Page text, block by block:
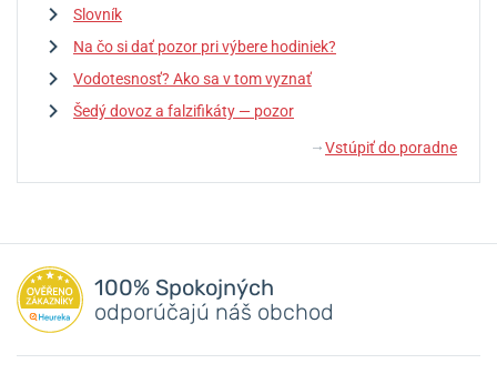
Slovník
Na čo si dať pozor pri výbere hodiniek?
Vodotesnosť? Ako sa v tom vyznať
Šedý dovoz a falzifikáty — pozor
↓ Vstúpiť do poradne
100% Spokojných
odporúčajú náš obchod